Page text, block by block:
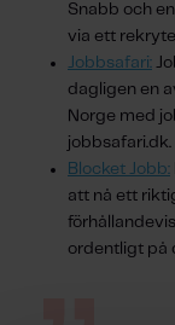
Snabb och
via ett
Jobbsafari:
dagligen en
Norge med
jobbsafari.dk.
Blocket Jobb:
att nå ett
ordentligt på